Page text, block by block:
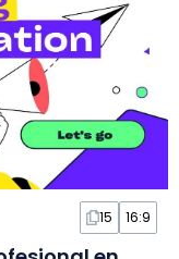
15 16:9